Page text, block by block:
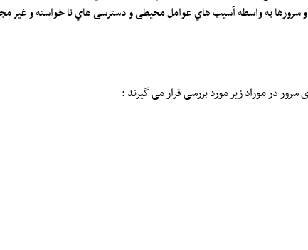
سرورها به واسطه آسیب هاي عوامل محیطی و دسترسی هاي نا خواسته و غیر
در موراد زیر مورد بررسی قرار می گیرند :